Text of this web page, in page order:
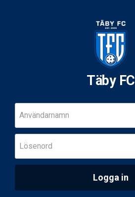
Täby FC
Användarnamn
Lösenord
Logga in